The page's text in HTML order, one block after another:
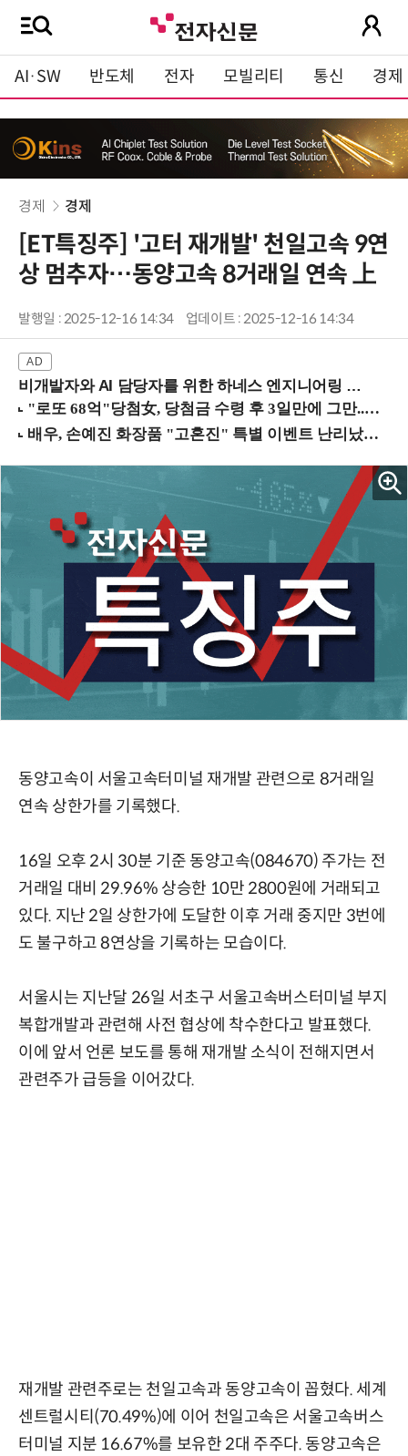
AI·SW 반도체 전자 모빌리티 통신 경제
경제 경제
[ET특징주] '고터 재개발' 천일고속 9연
상 멈추자…동양고속 8거래일 연속 上
발행일 : 2025-12-16 14:34 업데이트 : 2025-12-16 14:34
비개발자와 AI 담당자를 위한 하네스 엔지니어링 입문과정 (8/20 신논현역)
동양고속이 서울고속터미널 재개발 관련으로 8거래일
연속 상한가를 기록했다.
16일 오후 2시 30분 기준 동양고속(084670) 주가는 전
거래일 대비 29.96% 상승한 10만 2800원에 거래되고
있다. 지난 2일 상한가에 도달한 이후 거래 중지만 3번에
도 불구하고 8연상을 기록하는 모습이다.
서울시는 지난달 26일 서초구 서울고속버스터미널 부지
복합개발과 관련해 사전 협상에 착수한다고 발표했다.
이에 앞서 언론 보도를 통해 재개발 소식이 전해지면서
관련주가 급등을 이어갔다.
재개발 관련주로는 천일고속과 동양고속이 꼽혔다. 세계
센트럴시티(70.49%)에 이어 천일고속은 서울고속버스
터미널 지분 16.67%를 보유한 2대 주주다. 동양고속은